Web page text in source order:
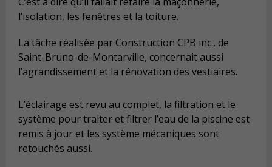
l’isolation, les fenêtres et la toiture.
La tâche réalisée parConstruction CPB inc., de
Saint-Bruno-de-Montarville, concernait aussi
l’agrandissement et la rénovation des vestiaires.
L’éclairage est revu au complet, la filtration et le
système pour traiter et filtrer l’eau de la piscine est
remis à jour et les système mécaniques sont
retouchés aussi.